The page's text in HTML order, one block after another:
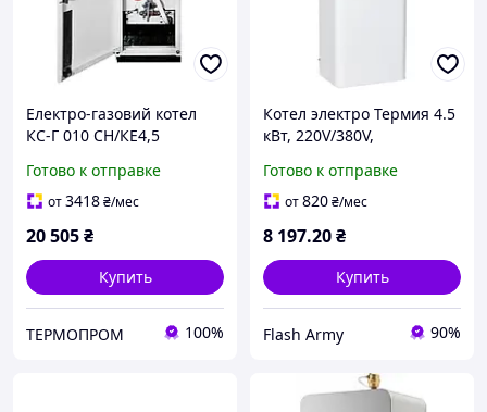
Електро-газовий котел
КС-Г 010 СН/КЕ4,5
Готово к отправке
от3418₴/мес
20 505₴
Купить
TEPMOПРОМ 100%
Котел электро Термия 4.5
кВт, 220V/380V,
без насоса
Готово к отправке
от820₴/мес
8 197.20₴
Купить
Flash Army 90%